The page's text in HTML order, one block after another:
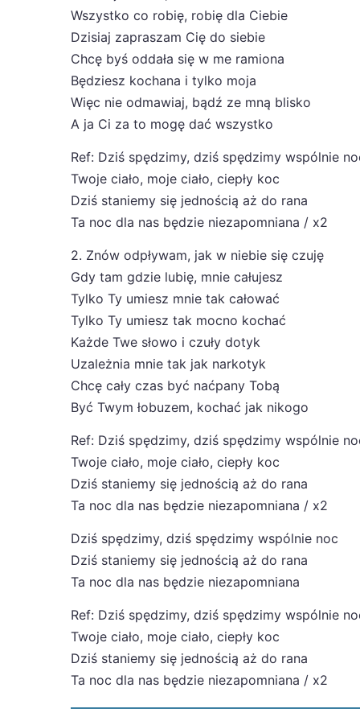
Wszystko co robię, robię dla Ciebie
Dzisiaj zapraszam Cię do siebie
Chcę byś oddała się w me ramiona
Będziesz kochana i tylko moja
Więc nie odmawiaj, bądź ze mną blisko
A ja Ci za to mogę dać wszystko
Ref: Dziś spędzimy, dziś spędzimy wspólnie
Twoje ciało, moje ciało, ciepły koc
Dziś staniemy się jednością aż do rana
Ta noc dla nas będzie niezapomniana / x2
2. Znów odpływam, jak w niebie się czuję
Gdy tam gdzie lubię, mnie całujesz
Tylko Ty umiesz mnie tak całować
Tylko Ty umiesz tak mocno kochać
Każde Twe słowo i czuły dotyk
Uzależnia mnie tak jak narkotyk
Chcę cały czas być naćpany Tobą
Być Twym łobuzem, kochać jak nikogo
Ref: Dziś spędzimy, dziś spędzimy wspólnie
Twoje ciało, moje ciało, ciepły koc
Dziś staniemy się jednością aż do rana
Ta noc dla nas będzie niezapomniana / x2
Dziś spędzimy, dziś spędzimy wspólnie noc
Dziś staniemy się jednością aż do rana
Ta noc dla nas będzie niezapomniana
Ref: Dziś spędzimy, dziś spędzimy wspólnie
Twoje ciało, moje ciało, ciepły koc
Dziś staniemy się jednością aż do rana
Ta noc dla nas będzie niezapomniana / x2